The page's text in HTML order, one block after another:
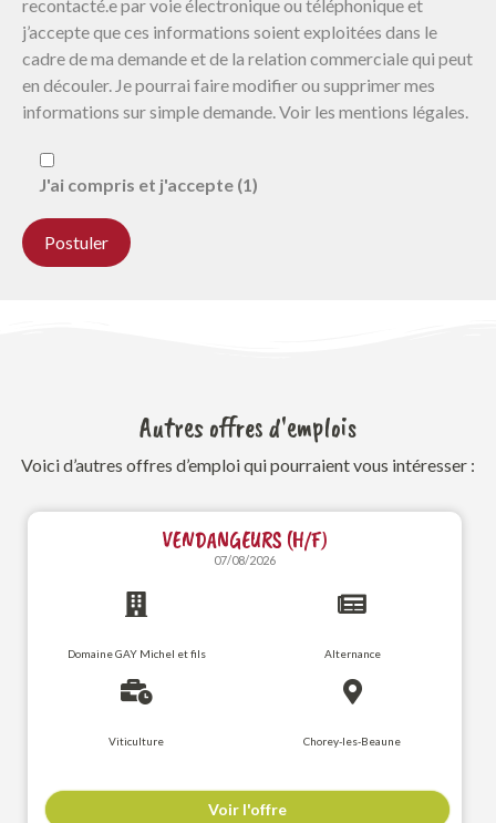
recontacté.e par voie électronique ou téléphonique et
j’accepte que ces informations soient exploitées dans le
cadre de ma demande et de la relation commerciale qui peut
en découler. Je pourrai faire modifier ou supprimer mes
informations sur simple demande. Voir les mentions légales.
J'ai compris et j'accepte (1)
Autres offres d'emplois
Voici d’autres offres d’emploi qui pourraient vous intéresser :
VENDANGEURS (H/F)
07/08/2026
Domaine GAY Michel et fils Alternance
Viticulture Chorey-les-Beaune
Voir l'offre